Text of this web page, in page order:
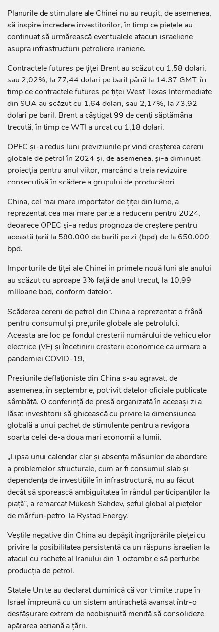
Planurile de stimulare ale Chinei nu au reușit, de asemenea,
să inspire încredere investitorilor, în timp ce piețele au
continuat să urmărească eventualele atacuri israeliene
asupra infrastructurii petroliere iraniene.
Contractele futures pe țiței Brent au scăzut cu 1,58 dolari,
sau 2,02%, la 77,44 dolari pe baril până la 14.37 GMT, în
timp ce contractele futures pe țiței West Texas Intermediate
din SUA au scăzut cu 1,64 dolari, sau 2,17%, la 73,92
dolari pe baril. Brent a câștigat 99 de cenți săptămâna
trecută, în timp ce WTI a urcat cu 1,18 dolari.
OPEC și-a redus luni previziunile privind creșterea cererii
globale de petrol în 2024 și, de asemenea, și-a diminuat
proiecția pentru anul viitor, marcând a treia revizuire
consecutivă în scădere a grupului de producători.
China, cel mai mare importator de țiței din lume, a
reprezentat cea mai mare parte a reducerii pentru 2024,
deoarece OPEC și-a redus prognoza de creștere pentru
această țară la 580.000 de barili pe zi (bpd) de la 650.000
bpd.
Importurile de țiței ale Chinei în primele nouă luni ale anului
au scăzut cu aproape 3% față de anul trecut, la 10,99
milioane bpd, conform datelor.
Scăderea cererii de petrol din China a reprezentat o frână
pentru consumul și prețurile globale ale petrolului.
Aceasta are loc pe fondul creșterii numărului de vehiculelor
electrice (VE) și încetinirii creșterii economice ca urmare a
pandemiei COVID-19,
Presiunile deflaționiste din China s-au agravat, de
asemenea, în septembrie, potrivit datelor oficiale publicate
sâmbătă. O conferință de presă organizată în aceeași zi a
lăsat investitorii să ghicească cu privire la dimensiunea
globală a unui pachet de stimulente pentru a revigora
soarta celei de-a doua mari economii a lumii.
„Lipsa unui calendar clar și absența măsurilor de abordare
a problemelor structurale, cum ar fi consumul slab și
dependența de investițiile în infrastructură, nu au făcut
decât să sporească ambiguitatea în rândul participanților la
piață”, a remarcat Mukesh Sahdev, șeful global al piețelor
de mărfuri-petrol la Rystad Energy.
Veștile negative din China au depășit îngrijorările pieței cu
privire la posibilitatea persistentă ca un răspuns israelian la
atacul cu rachete al Iranului din 1 octombrie să perturbe
producția de petrol.
Statele Unite au declarat duminică că vor trimite trupe în
Israel împreună cu un sistem antirachetă avansat într-o
desfășurare extrem de neobișnuită menită să consolideze
apărarea aeriană a țării.